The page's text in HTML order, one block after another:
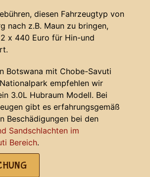
diesen Fahrzeugtyp von
nach z.B. Maun zu bringen,
x 440 Euro für Hin-und
Botswana mit Chobe-Savuti
empfehlen wir
3.0L Hubraum Modell. Bei
gibt es erfahrungsgemäß
Beschädigungen bei den
Sandschlachten im
Bereich.